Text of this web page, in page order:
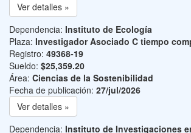
Ver detalles »
Dependencia: Instituto de Ecología
Plaza: Investigador Asociado C tiempo
Registro: 49368-19
Sueldo: $25,359.20
Área: Ciencias de la Sostenibilidad
Fecha de publicación: 27/jul/2026
Ver detalles »
Dependencia: Instituto de Investigaciones